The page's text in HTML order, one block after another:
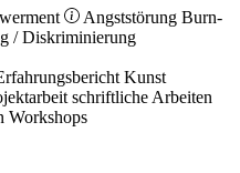
Angststörung Burn-
/ Diskriminierung
Kunst
schriftliche Arbeiten
Workshops